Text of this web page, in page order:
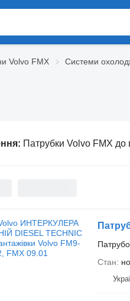
Volvo FMX Системи
Патрубки Volvo FMX до
Стан